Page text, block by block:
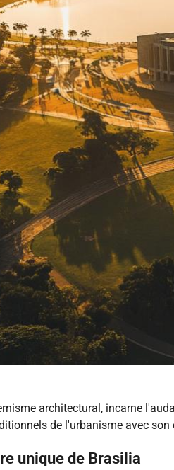
architectural, incarne
de l'urbanisme avec
unique de Brasilia